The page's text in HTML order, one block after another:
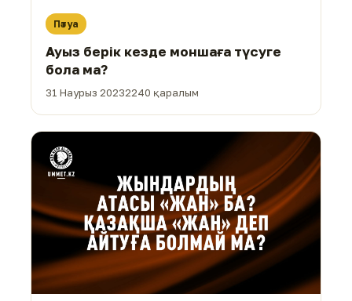
Пәтуа
Ауыз берік кезде моншаға түсуге
бола ма?
31 Наурыз 20232240 қаралым